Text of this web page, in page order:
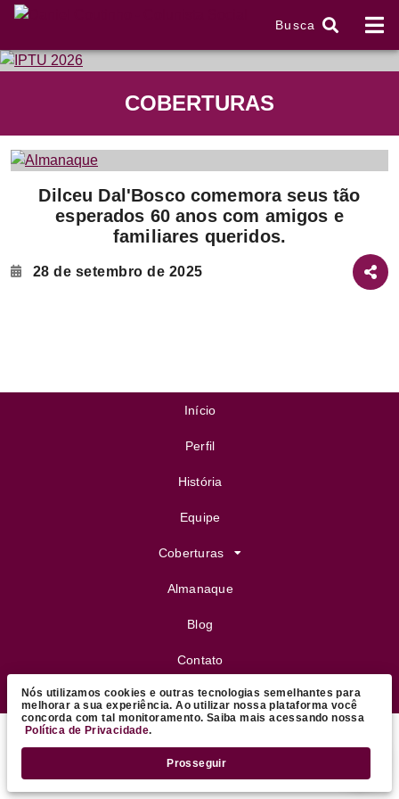
Busca
COBERTURAS
Dilceu Dal'Bosco comemora seus tão
esperados 60 anos com amigos e
familiares queridos.
28 de setembro de 2025
Início
Perfil
História
Equipe
Coberturas
Almanaque
Blog
Contato
FeijoVip
2026 Daniel Coutinho - Colunista Social
Nós utilizamos cookies e outras tecnologias semelhantes para
melhorar a sua experiência. Ao utilizar nossa plataforma você
concorda com tal monitoramento. Saiba mais acessando nossa
Política de Privacidade.
Prosseguir